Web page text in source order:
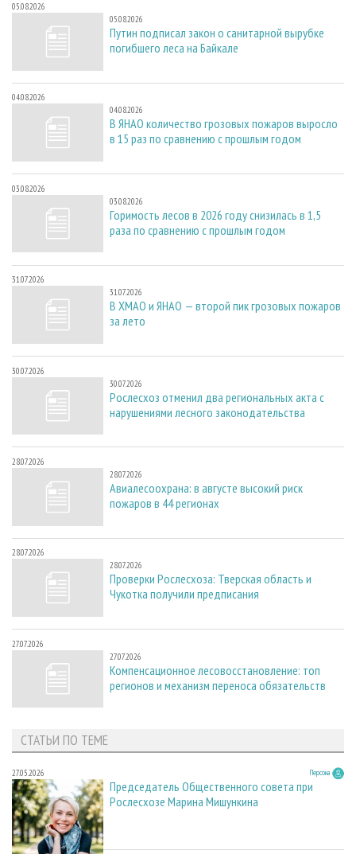
05.08.2026
05.08.2026
Путин подписал закон о санитарной вырубке
погибшего леса на Байкале
04.08.2026
04.08.2026
В ЯНАО количество грозовых пожаров выросло
в 15 раз по сравнению с прошлым годом
03.08.2026
03.08.2026
Горимость лесов в 2026 году снизилась в 1,5
раза по сравнению с прошлым годом
31.07.2026
31.07.2026
В ХМАО и ЯНАО — второй пик грозовых пожаров
за лето
30.07.2026
30.07.2026
Рослесхоз отменил два региональных акта с
нарушениями лесного законодательства
28.07.2026
28.07.2026
Авиалесоохрана: в августе высокий риск
пожаров в 44 регионах
28.07.2026
28.07.2026
Проверки Рослесхоза: Тверская область и
Чукотка получили предписания
27.07.2026
27.07.2026
Компенсационное лесовосстановление: топ
регионов и механизм переноса обязательств
СТАТЬИ ПО ТЕМЕ
27.05.2026 Персона
Председатель Общественного совета при
Рослесхозе Марина Мишункина